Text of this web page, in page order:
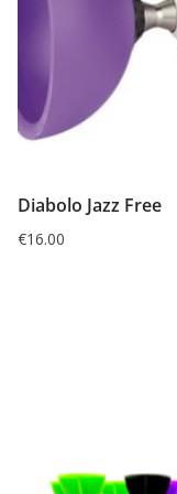
Diabolo Jazz Free
€16.00